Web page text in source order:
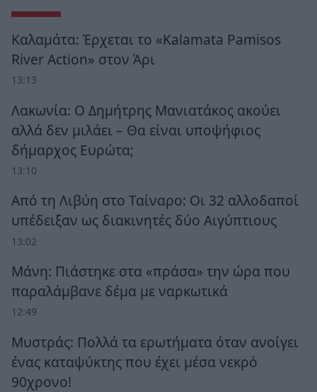
Καλαμάτα: Έρχεται το «Kalamata Pamisos
River Action» στον Άρι
13:13
Λακωνία: Ο Δημήτρης Μανιατάκος ακούει
αλλά δεν μιλάει – Θα είναι υποψήφιος
δήμαρχος Ευρώτα;
13:10
Από τη Λιβύη στο Ταίναρο: Οι 32 αλλοδαποί
υπέδειξαν ως διακινητές δύο Αιγύπτιους
13:02
Μάνη: Πιάστηκε στα «πράσα» την ώρα που
παραλάμβανε δέμα με ναρκωτικά
12:49
Μυστράς: Πολλά τα ερωτήματα όταν ανοίγει
ένας καταψύκτης που έχει μέσα νεκρό
90χρονο!